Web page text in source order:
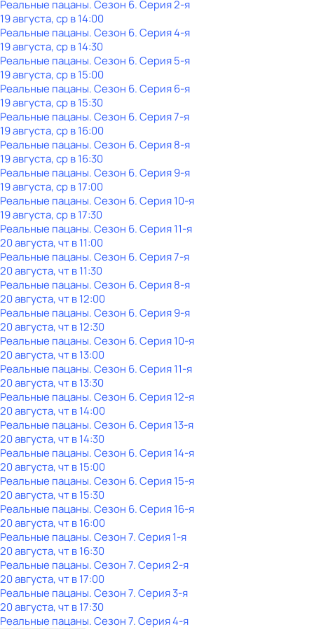
Реальные пацаны. Сезон 6. Серия 2-я
19 августа, ср в 14:00
Реальные пацаны. Сезон 6. Серия 4-я
19 августа, ср в 14:30
Реальные пацаны. Сезон 6. Серия 5-я
19 августа, ср в 15:00
Реальные пацаны. Сезон 6. Серия 6-я
19 августа, ср в 15:30
Реальные пацаны. Сезон 6. Серия 7-я
19 августа, ср в 16:00
Реальные пацаны. Сезон 6. Серия 8-я
19 августа, ср в 16:30
Реальные пацаны. Сезон 6. Серия 9-я
19 августа, ср в 17:00
Реальные пацаны. Сезон 6. Серия 10-я
19 августа, ср в 17:30
Реальные пацаны. Сезон 6. Серия 11-я
20 августа, чт в 11:00
Реальные пацаны. Сезон 6. Серия 7-я
20 августа, чт в 11:30
Реальные пацаны. Сезон 6. Серия 8-я
20 августа, чт в 12:00
Реальные пацаны. Сезон 6. Серия 9-я
20 августа, чт в 12:30
Реальные пацаны. Сезон 6. Серия 10-я
20 августа, чт в 13:00
Реальные пацаны. Сезон 6. Серия 11-я
20 августа, чт в 13:30
Реальные пацаны. Сезон 6. Серия 12-я
20 августа, чт в 14:00
Реальные пацаны. Сезон 6. Серия 13-я
20 августа, чт в 14:30
Реальные пацаны. Сезон 6. Серия 14-я
20 августа, чт в 15:00
Реальные пацаны. Сезон 6. Серия 15-я
20 августа, чт в 15:30
Реальные пацаны. Сезон 6. Серия 16-я
20 августа, чт в 16:00
Реальные пацаны. Сезон 7. Серия 1-я
20 августа, чт в 16:30
Реальные пацаны. Сезон 7. Серия 2-я
20 августа, чт в 17:00
Реальные пацаны. Сезон 7. Серия 3-я
20 августа, чт в 17:30
Реальные пацаны. Сезон 7. Серия 4-я